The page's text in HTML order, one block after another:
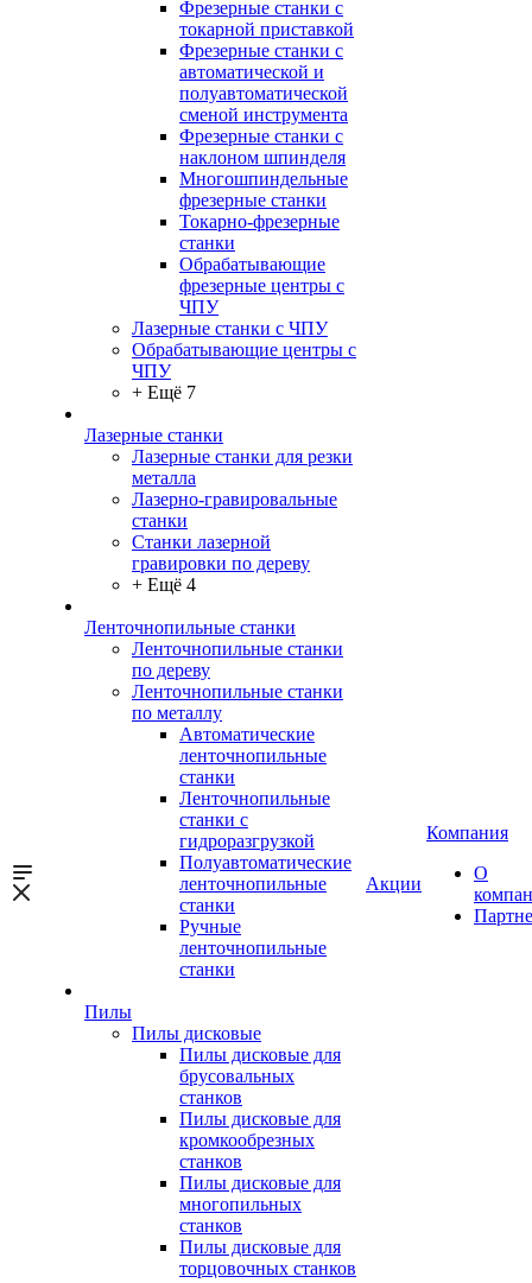
Фрезерные станки с
токарной приставкой
Фрезерные станки с
автоматической и
полуавтоматической
сменой инструмента
Фрезерные станки с
наклоном шпинделя
Многошпиндельные
фрезерные станки
Токарно-фрезерные
станки
Обрабатывающие
фрезерные центры с
ЧПУ
Лазерные станки с ЧПУ
Обрабатывающие центры с
ЧПУ
+ Ещё 7
Лазерные станки
Лазерные станки для резки
металла
Лазерно-гравировальные
станки
Станки лазерной
гравировки по дереву
+ Ещё 4
Ленточнопильные станки
Ленточнопильные станки
по дереву
Ленточнопильные станки
по металлу
Автоматические
ленточнопильные
станки
Ленточнопильные
станки с
гидроразгрузкой
Полуавтоматические
ленточнопильные
станки
Ручные
ленточнопильные
станки
Пилы
Пилы дисковые
Пилы дисковые для
брусовальных
станков
Пилы дисковые для
кромкообрезных
станков
Пилы дисковые для
многопильных
станков
Пилы дисковые для
торцовочных станков
Акции
Компания
О